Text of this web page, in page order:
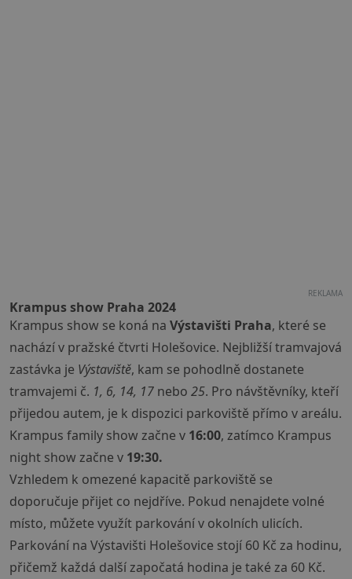
REKLAMA
Krampus show Praha 2024
Krampus show se koná na Výstavišti Praha, které se
nachází v pražské čtvrti Holešovice. Nejbližší tramvajová
zastávka je Výstaviště, kam se pohodlně dostanete
tramvajemi č. 1, 6, 14, 17 nebo 25. Pro návštěvníky, kteří
přijedou autem, je k dispozici parkoviště přímo v areálu.
Krampus family show začne v 16:00, zatímco Krampus
night show začne v 19:30.
Vzhledem k omezené kapacitě parkoviště se
doporučuje přijet co nejdříve. Pokud nenajdete volné
místo, můžete využít parkování v okolních ulicích.
Parkování na Výstavišti Holešovice stojí 60 Kč za hodinu,
přičemž každá další započatá hodina je také za 60 Kč.